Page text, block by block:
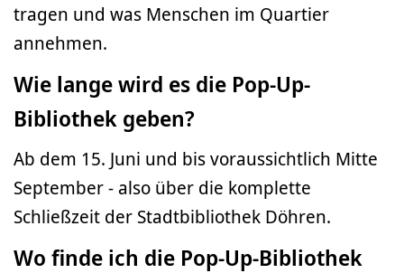
tragen und was Menschen im Quartier
annehmen.
Wie lange wird es die Pop-Up-
Bibliothek geben?
Ab dem 15. Juni und bis voraussichtlich Mitte
September - also über die komplette
Schließzeit der Stadtbibliothek Döhren.
Wo finde ich die Pop-Up-Bibliothek